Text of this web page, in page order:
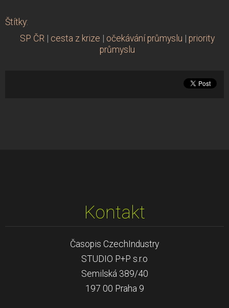
Štítky:
SP ČR | cesta z krize | očekávání průmyslu | priority
průmyslu
Kontakt
Časopis CzechIndustry
STUDIO P+P s.r.o
Semilská 389/40
197 00 Praha 9